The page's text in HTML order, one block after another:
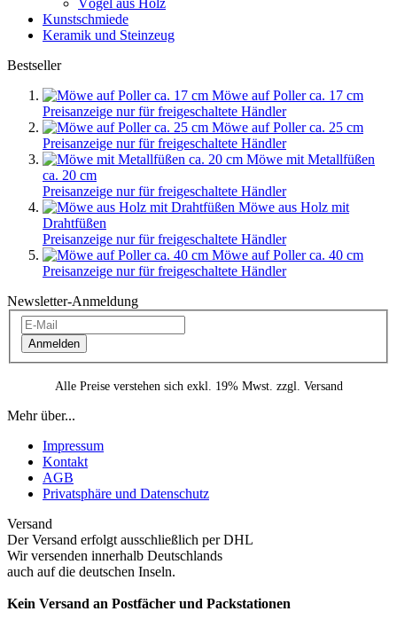
Kunstschmiede
Keramik und Steinzeug
Bestseller
Möwe auf Poller ca. 17 cm
Preisanzeige nur für freigeschaltete Händler
Möwe auf Poller ca. 25 cm
Preisanzeige nur für freigeschaltete Händler
Möwe mit Metallfüßen
ca. 20 cm
Preisanzeige nur für freigeschaltete Händler
Möwe aus Holz mit
Drahtfüßen
Preisanzeige nur für freigeschaltete Händler
Möwe auf Poller ca. 40 cm
Preisanzeige nur für freigeschaltete Händler
Newsletter-Anmeldung
Anmelden
Alle Preise verstehen sich exkl. 19% Mwst. zzgl. Versand
Mehr über...
Impressum
Kontakt
AGB
Privatsphäre und Datenschutz
Versand
Der Versand erfolgt ausschließlich per DHL
Wir versenden innerhalb Deutschlands
auch auf die deutschen Inseln.
Kein Versand an Postfächer und Packstationen